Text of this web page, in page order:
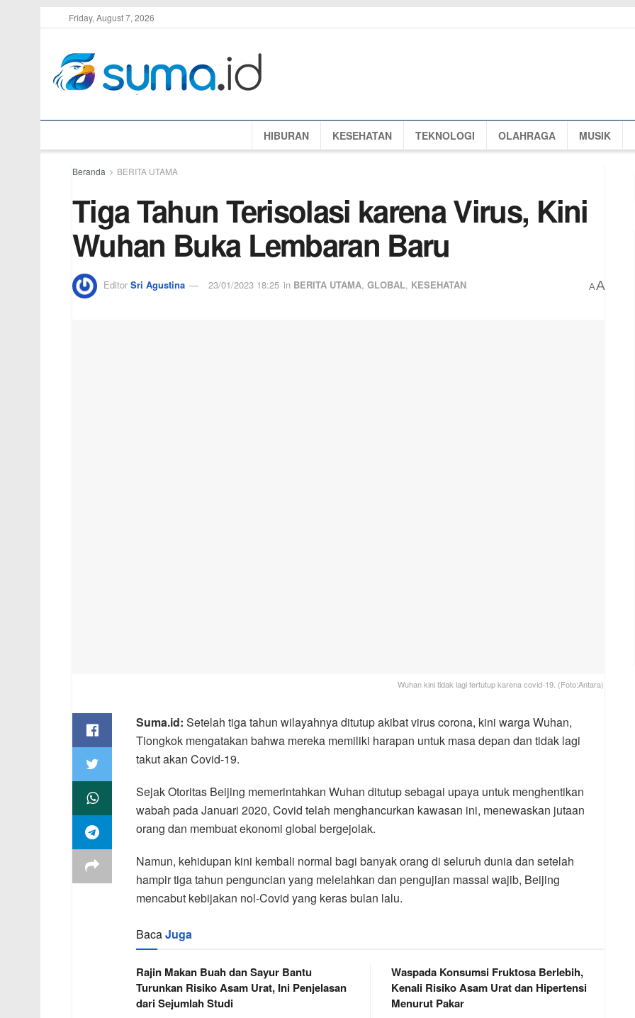
Friday, August 7, 2026
HIBURAN KESEHATAN TEKNOLOGI OLAHRAGA MUSIK
Beranda BERITA UTAMA
Tiga Tahun Terisolasi karena Virus, Kini
Wuhan Buka Lembaran Baru
Editor Sri Agustina 23/01/2023 18:25 in BERITA UTAMA, GLOBAL, KESEHATAN AA
Wuhan kini tidak lagi tertutup karena covid-19. (Foto:Antara)
Suma.id: Setelah tiga tahun wilayahnya ditutup akibat virus corona, kini warga Wuhan,
Tiongkok mengatakan bahwa mereka memiliki harapan untuk masa depan dan tidak lagi
takut akan Covid-19.
Sejak Otoritas Beijing memerintahkan Wuhan ditutup sebagai upaya untuk menghentikan
wabah pada Januari 2020, Covid telah menghancurkan kawasan ini, menewaskan jutaan
orang dan membuat ekonomi global bergejolak.
Namun, kehidupan kini kembali normal bagi banyak orang di seluruh dunia dan setelah
hampir tiga tahun penguncian yang melelahkan dan pengujian massal wajib, Beijing
mencabut kebijakan nol-Covid yang keras bulan lalu.
BacaJuga
Rajin Makan Buah dan Sayur Bantu
Turunkan Risiko Asam Urat, Ini Penjelasan
dari Sejumlah Studi
Waspada Konsumsi Fruktosa Berlebih,
Kenali Risiko Asam Urat dan Hipertensi
Menurut Pakar